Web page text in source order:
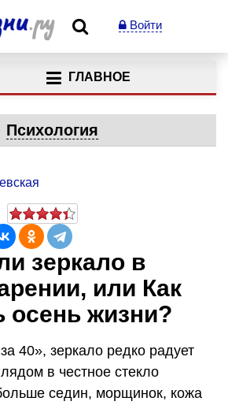
Войти
ГЛАВНОЕ
Психология
зеркало в
или Как
осень жизни?
40», зеркало редко радует
в честное стекло
седин, морщинок, кожа